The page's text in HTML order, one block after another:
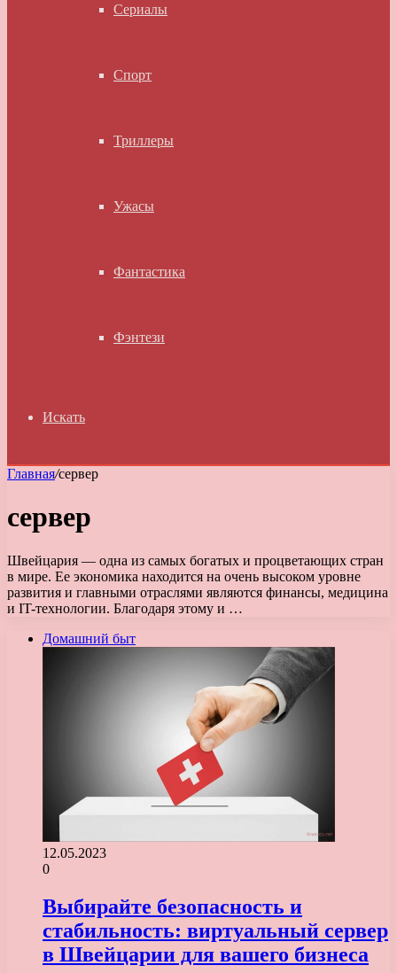
Сериалы
Спорт
Триллеры
Ужасы
Фантастика
Фэнтези
Искать
Главная/сервер
сервер
Швейцария — одна из самых богатых и процветающих стран
в мире. Ее экономика находится на очень высоком уровне
развития и главными отраслями являются финансы, медицина
и IT-технологии. Благодаря этому и …
Домашний быт
12.05.2023
0
Выбирайте безопасность и
стабильность: виртуальный сервер
в Швейцарии для вашего бизнеса